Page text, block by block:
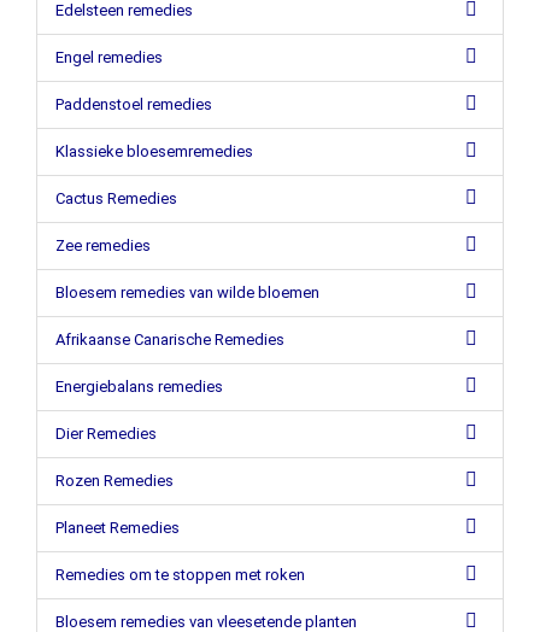
Edelsteen remedies
Engel remedies
Paddenstoel remedies
Klassieke bloesemremedies
Cactus Remedies
Zee remedies
Bloesem remedies van wilde bloemen
Afrikaanse Canarische Remedies
Energiebalans remedies
Dier Remedies
Rozen Remedies
Planeet Remedies
Remedies om te stoppen met roken
Bloesem remedies van vleesetende planten